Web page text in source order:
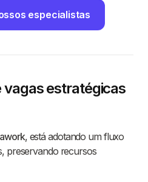
especialistas
vagas estratégicas
, está adotando um fluxo
preservando recursos